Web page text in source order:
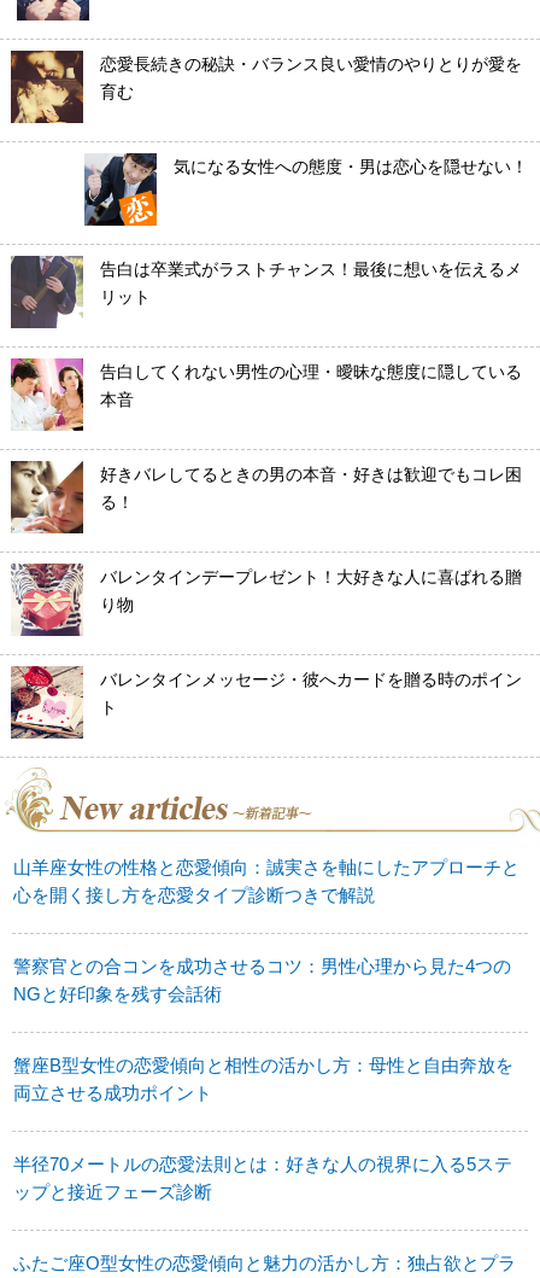
恋愛長続きの秘訣・バランス良い愛情のやりとりが愛を
育む
気になる女性への態度・男は恋心を隠せない！
告白は卒業式がラストチャンス！最後に想いを伝えるメ
リット
告白してくれない男性の心理・曖昧な態度に隠している
本音
好きバレしてるときの男の本音・好きは歓迎でもコレ困
る！
バレンタインデープレゼント！大好きな人に喜ばれる贈
り物
バレンタインメッセージ・彼へカードを贈る時のポイン
ト
山羊座女性の性格と恋愛傾向：誠実さを軸にしたアプローチと
心を開く接し方を恋愛タイプ診断つきで解説
警察官との合コンを成功させるコツ：男性心理から見た4つの
NGと好印象を残す会話術
蟹座B型女性の恋愛傾向と相性の活かし方：母性と自由奔放を
両立させる成功ポイント
半径70メートルの恋愛法則とは：好きな人の視界に入る5ステ
ップと接近フェーズ診断
ふたご座O型女性の恋愛傾向と魅力の活かし方：独占欲とプラ